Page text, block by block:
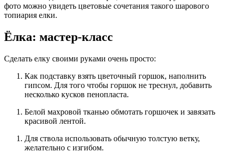
фото можно увидеть цветовые сочетания такого шарового
топиария елки.
Ёлка: мастер-класс
Сделать елку своими руками очень просто:
Как подставку взять цветочный горшок, наполнить
гипсом. Для того чтобы горшок не треснул, добавить
несколько кусков пенопласта.
Белой махровой тканью обмотать горшочек и завязать
красивой лентой.
Для ствола использовать обычную толстую ветку,
желательно с изгибом.